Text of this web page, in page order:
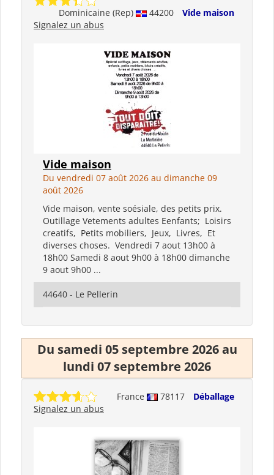
Dominicaine (Rep) 44200
Vide maison
Signalez un abus
Vide maison
Du vendredi 07 août 2026 au dimanche 09
août 2026
Vide maison, vente soésiale, des petits prix.
Outillage Vetements adultes Eenfants; Loisirs
creatifs, Petits mobiliers, Jeux, Livres, Et
diverses choses. Vendredi 7 aout 13h00 à
18h00 Samedi 8 aout 9h00 à 18h00 dimanche
9 aout 9h00 ...
44640 - Le Pellerin
Du samedi 05 septembre 2026 au
lundi 07 septembre 2026
France 78117
Déballage
Signalez un abus